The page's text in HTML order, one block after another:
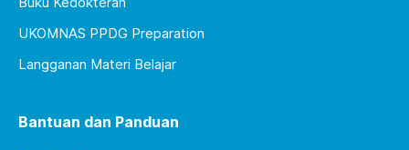
UKOMNAS PPDG Preparation
Langganan Materi Belajar
Bantuan dan Panduan